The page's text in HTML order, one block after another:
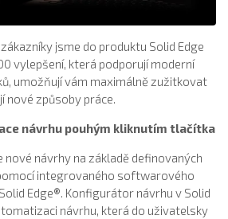
jsme do produktu Solid Edge
vylepšení, která podporují moderní
umožňují vám maximálně zužitkovat
nové způsoby práce.
návrhu pouhým kliknutím tlačítka
návrhy na základě definovaných
integrovaného softwarového
Edge®. Konfigurátor návrhu v Solid
návrhu, která do uživatelsky